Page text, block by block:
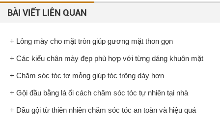
BÀI VIẾT LIÊN QUAN
+ Lông mày cho mặt tròn giúp gương mặt thon gọn
+ Các kiểu chân mày đẹp phù hợp với từng dáng khuôn mặt
+ Chăm sóc tóc tơ mỏng giúp tóc trông dày hơn
+ Gội đầu bằng lá ổi cách chăm sóc tóc tự nhiên tại nhà
+ Dầu gội từ thiên nhiên chăm sóc tóc an toàn và hiệu quả